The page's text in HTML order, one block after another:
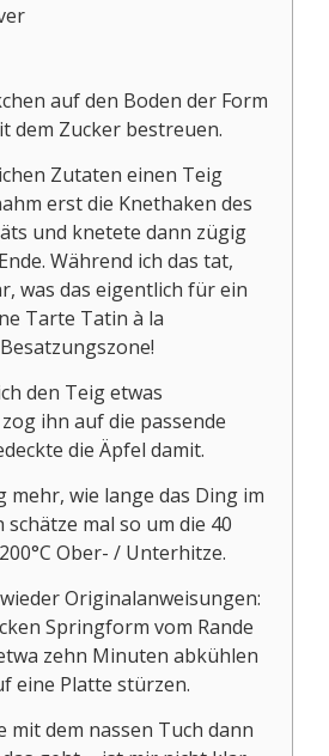
auf den Boden der Form
dem Zucker bestreuen.
Zutaten einen Teig
erst die Knethaken des
und knetete dann zügig
Während ich das tat,
was das eigentlich für ein
Tarte Tatin à la
den Teig etwas
ihn auf die passende
die Äpfel damit.
mehr, wie lange das Ding im
schätze mal so um die 40
Ober- / Unterhitze.
Originalanweisungen:
Springform vom Rande
zehn Minuten abkühlen
eine Platte stürzen.
mit dem nassen Tuch dann